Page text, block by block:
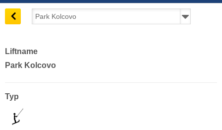
Liftname
Park Kolcovo
Typ